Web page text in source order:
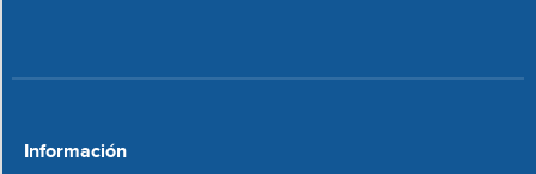
e
Información